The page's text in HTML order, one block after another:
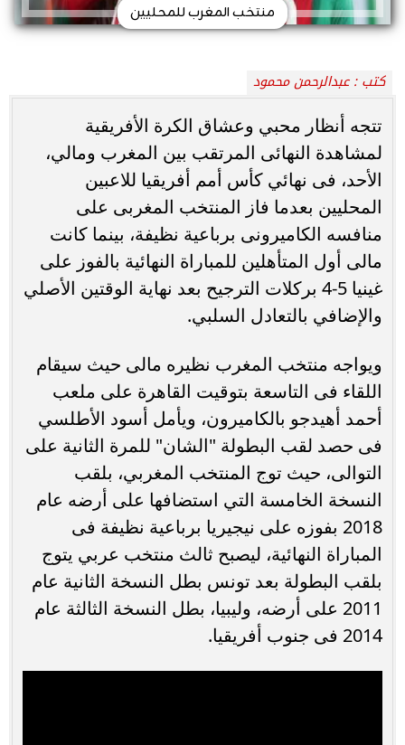
منتخب المغرب للمحليين
كتب : عبدالرحمن محمود
تتجه أنظار محبي وعشاق الكرة الأفريقية
لمشاهدة النهائى المرتقب بين المغرب ومالي،
الأحد، فى نهائي كأس أمم أفريقيا للاعبين
المحليين بعدما فاز المنتخب المغربى على
منافسه الكاميرونى برباعية نظيفة، بينما كانت
مالى أول المتأهلين للمباراة النهائية بالفوز على
غينيا 5-4 بركلات الترجيح بعد نهاية الوقتين الأصلي
والإضافي بالتعادل السلبي.
ويواجه منتخب المغرب نظيره مالى حيث سيقام
اللقاء فى التاسعة بتوقيت القاهرة على ملعب
أحمد أهيدجو بالكاميرون، ويأمل أسود الأطلسي
فى حصد لقب البطولة "الشان" للمرة الثانية على
التوالى، حيث توج المنتخب المغربي، بلقب
النسخة الخامسة التي استضافها على أرضه عام
2018 بفوزه على نيجيريا برباعية نظيفة فى
المباراة النهائية، ليصبح ثالث منتخب عربي يتوج
بلقب البطولة بعد تونس بطل النسخة الثانية عام
2011 على أرضه، وليبيا، بطل النسخة الثالثة عام
2014 فى جنوب أفريقيا.